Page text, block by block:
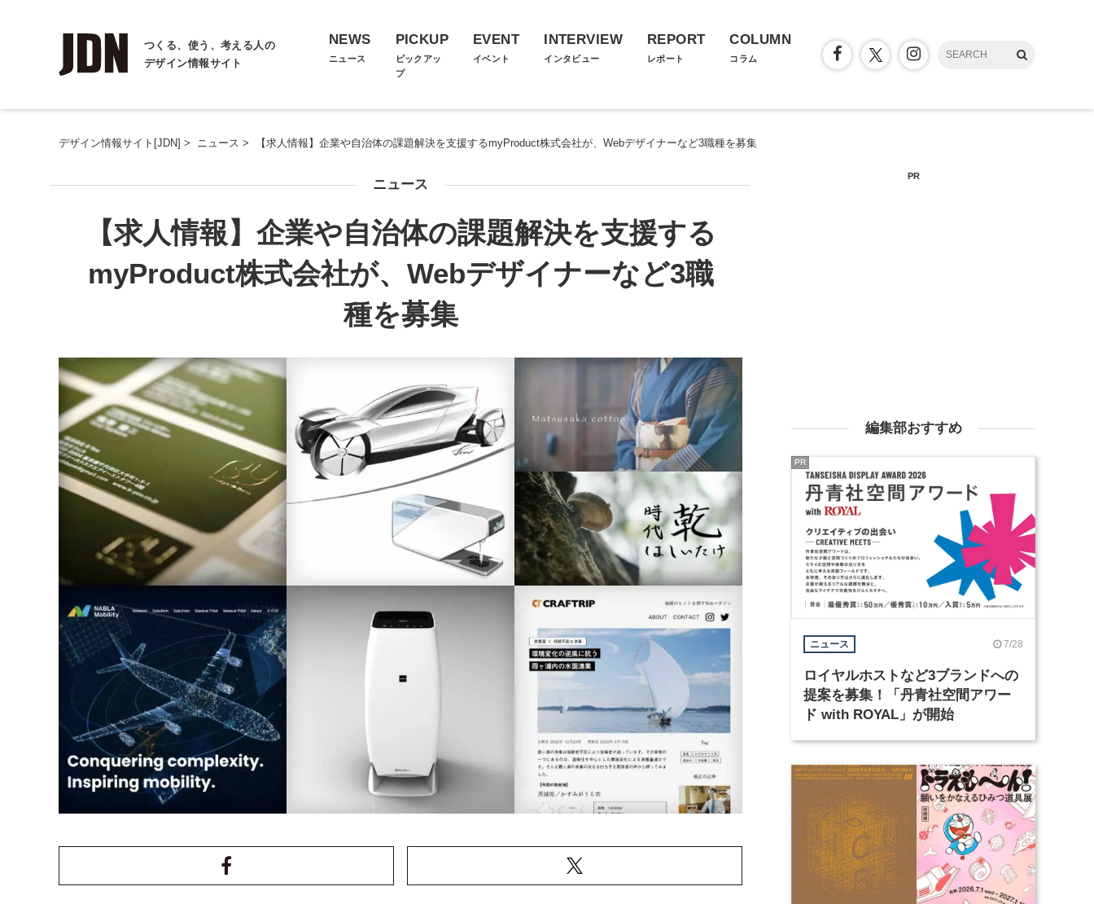
つくる、使う、考える人の
デザイン情報サイト
NEWS
ニュース
PICKUP
ピックアッ
プ
EVENT
イベント
INTERVIEW
インタビュー
REPORT
レポート
COLUMN
コラム
デザイン情報サイト[JDN] > ニュース > 【求人情報】企業や自治体の課題解決を支援するmyProduct株式会社が、Webデザイナーなど3職種を募集
ニュース
【求人情報】企業や自治体の課題解決を支援する
myProduct株式会社が、Webデザイナーなど3職
種を募集
PR
編集部おすすめ
ニュース 7/28
ロイヤルホストなど3ブランドへの
提案を募集！「丹青社空間アワー
ド with ROYAL」が開始
PR